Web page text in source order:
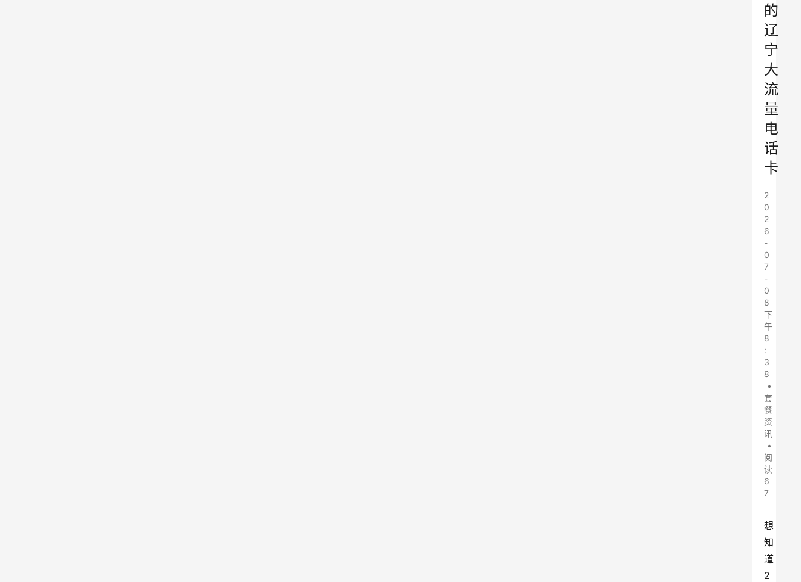
的
辽
宁
大
流
量
电
话
卡
2
0
2
6
-
0
7
-
0
8
下
午
8
:
3
8
•
套
餐
资
讯
•
阅
读
6
7
想
知
道
2